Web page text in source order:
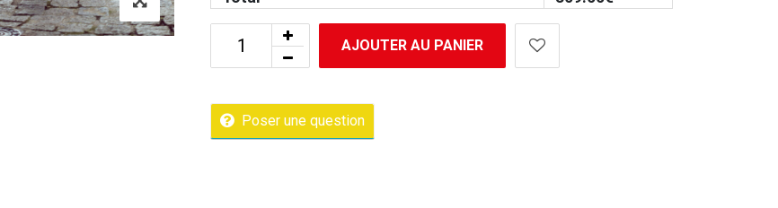
AJOUTER AU PANIER
Poser une question